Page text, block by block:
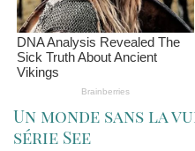
Un monde sans la
série See